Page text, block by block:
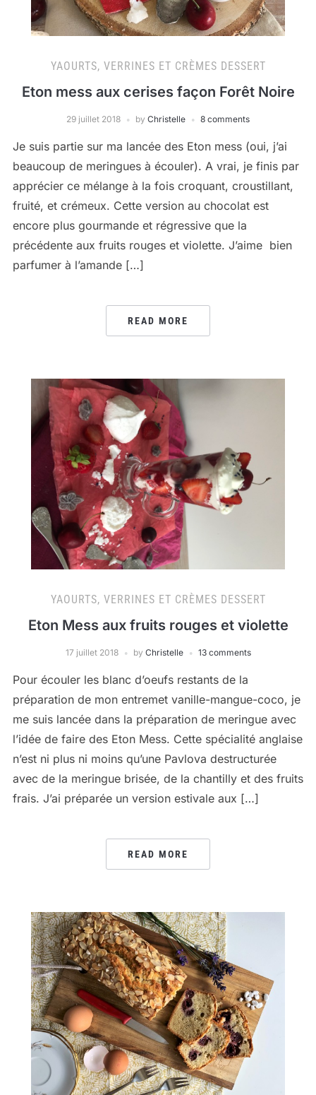
YAOURTS, VERRINES ET CRÈMES DESSERT
Eton mess aux cerises façon Forêt Noire
29 juillet 2018 by Christelle 8 comments
Je suis partie sur ma lancée des Eton mess (oui, j’ai
beaucoup de meringues à écouler). A vrai, je finis par
apprécier ce mélange à la fois croquant, croustillant,
fruité, et crémeux. Cette version au chocolat est
encore plus gourmande et régressive que la
précédente aux fruits rouges et violette. J’aime bien
parfumer à l’amande […]
READ MORE
YAOURTS, VERRINES ET CRÈMES DESSERT
Eton Mess aux fruits rouges et violette
17 juillet 2018 by Christelle 13 comments
Pour écouler les blanc d’oeufs restants de la
préparation de mon entremet vanille-mangue-coco, je
me suis lancée dans la préparation de meringue avec
l’idée de faire des Eton Mess. Cette spécialité anglaise
n’est ni plus ni moins qu’une Pavlova destructurée
avec de la meringue brisée, de la chantilly et des fruits
frais. J’ai préparée un version estivale aux […]
READ MORE